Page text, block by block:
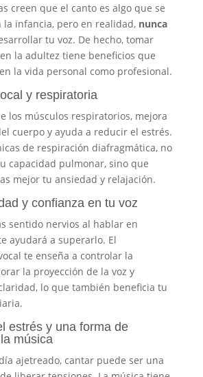
creen que el canto es algo que se
la infancia, pero en realidad, nunca
tu voz. De hecho, tomar
la adultez tiene beneficios que
la vida personal como profesional.
y respiratoria
los músculos respiratorios, mejora
cuerpo y ayuda a reducir el estrés.
de respiración diafragmática, no
capacidad pulmonar, sino que
mejor tu ansiedad y relajación.
y confianza en tu voz
sentido nervios al hablar en
ayudará a superarlo. El
te enseña a controlar la
la proyección de la voz y
lo que también beneficia tu
estrés y una forma de
música
ajetreado, cantar puede ser una